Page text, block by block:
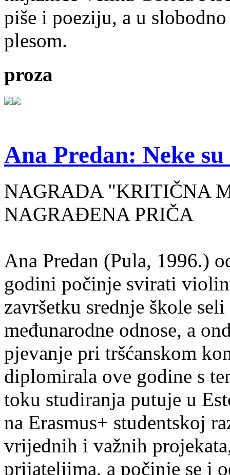
piše i poeziju, a u
plesom.
proza
Ana Predan: Neke
NAGRADA "KRITIČNA
NAGRAĐENA PRIČA
Ana Predan (Pula, 1996.)
godini počinje svirati
završetku srednje škole
međunarodne odnose, a
pjevanje pri tršćanskom
diplomirala ove godine s
toku studiranja putuje u
na Erasmus+ studentskoj
vrijednih i važnih
prijateljima, a počinje se i